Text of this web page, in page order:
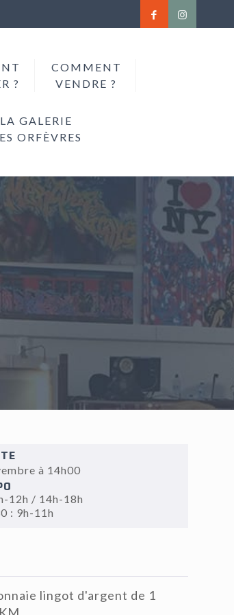
?
COMMENT
VENDRE ?
LA GALERIE
ORFÈVRES
à 14h00
12h / 14h-18h
: 9h-11h
lingot d'argent de 1